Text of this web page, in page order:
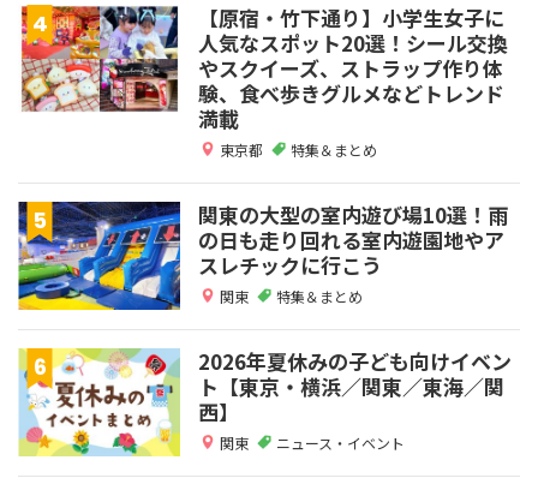
【原宿・竹下通り】小学生女子に
人気なスポット20選！シール交換
やスクイーズ、ストラップ作り体
験、食べ歩きグルメなどトレンド
満載
東京都 特集＆まとめ
関東の大型の室内遊び場10選！雨
の日も走り回れる室内遊園地やア
スレチックに行こう
関東 特集＆まとめ
2026年夏休みの子ども向けイベン
ト【東京・横浜／関東／東海／関
西】
関東 ニュース・イベント